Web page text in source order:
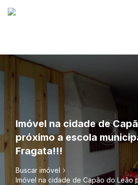
Imóvel na cidade de
próximo a escola
Fragata!!!
Buscar imóvel
Imóvel na cidade de Capão do Leão